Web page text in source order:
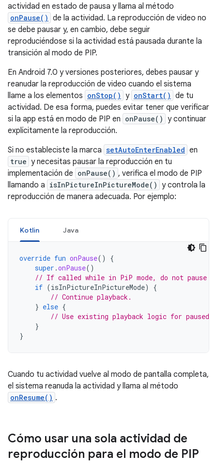
actividad en estado de pausa y llama al método
onPause() de la actividad. La reproducción de video no
se debe pausar y, en cambio, debe seguir
reproduciéndose si la actividad está pausada durante la
transición al modo de PIP.
En Android 7.0 y versiones posteriores, debes pausar y
reanudar la reproducción de video cuando el sistema
llame a los elementos onStop() y onStart() de tu
actividad. De esa forma, puedes evitar tener que verificar
si la app está en modo de PIP en onPause() y continuar
explícitamente la reproducción.
Si no estableciste la marca setAutoEnterEnabled en
true y necesitas pausar la reproducción en tu
implementación de onPause() , verifica el modo de PIP
llamando a isInPictureInPictureMode() y controla la
reproducción de manera adecuada. Por ejemplo:
Kotlin Java
override fun onPause()
{
super .onPause()
// If called while in PiP mode, do not pause
if (isInPictureInPictureMode)
{
// Continue playback.
} else {
// Use existing playback logic for paused
}
}
Cuando tu actividad vuelve al modo de pantalla completa,
el sistema reanuda la actividad y llama al método
onResume() .
Cómo usar una sola actividad de
reproducción para el modo de PIP